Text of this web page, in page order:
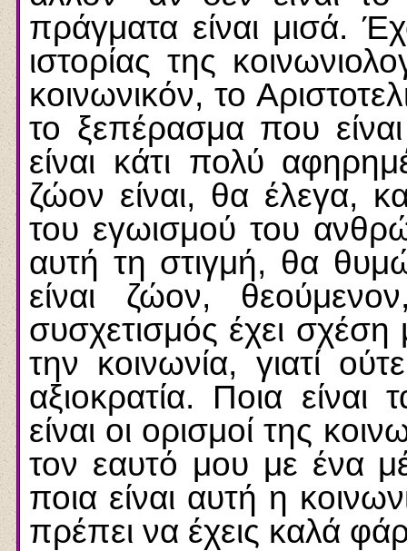
πράγματα είναι μισά.
ιστορίας της
κοινωνικόν, το
το ξεπέρασμα που
είναι κάτι πολύ
ζώον είναι, θα έλεγα,
του εγωισμού του
αυτή τη στιγμή, θα
είναι ζώον,
συσχετισμός έχει
την κοινωνία, γιατί
αξιοκρατία. Ποια είναι
είναι οι ορισμοί της
τον εαυτό μου με ένα
ποια είναι αυτή η
πρέπει να έχεις καλά